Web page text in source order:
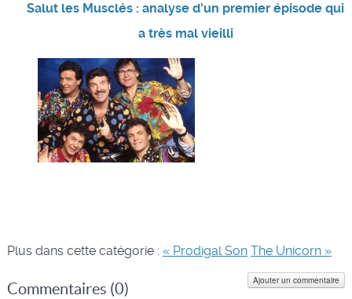
Salut les Musclés : analyse d'un premier épisode qui
a très mal vieilli
Plus dans cette catégorie : « Prodigal Son The Unicorn »
Commentaires (0)
Ajouter un commentaire